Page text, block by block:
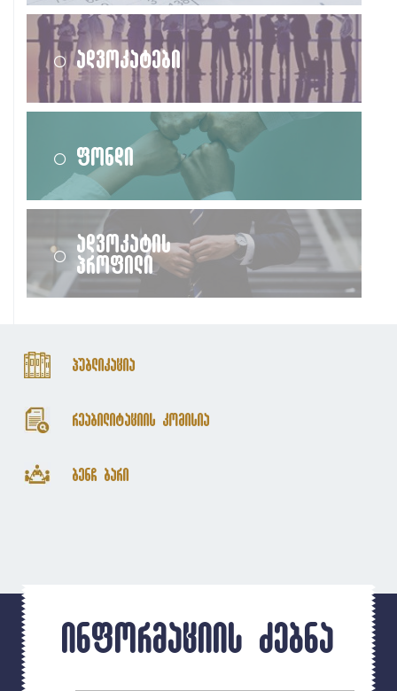
ადვოკატები
ფონდი
ადვოკატის
პროფილი
პუბლიკაცია
რეაბილიტაციის კომისია
ბენჩ ბარი
ინფორმაციის ძებნა